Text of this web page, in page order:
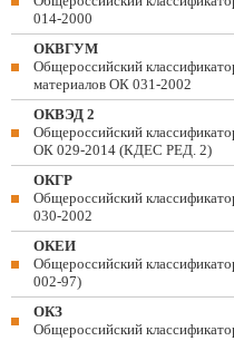
014-2000
ОКВГУМ
Общероссийский
материалов ОК 031-2002
ОКВЭД 2
Общероссийский
ОК 029-2014 (КДЕС РЕД. 2)
ОКГР
Общероссийский
030-2002
ОКЕИ
Общероссийский
002-97)
ОКЗ
Общероссийский